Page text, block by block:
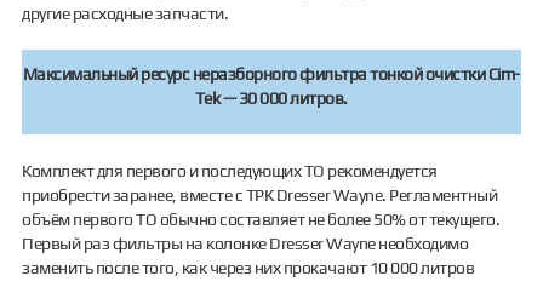
другие расходные запчасти.
Максимальный ресурс неразборного фильтра тонкой очистки Cim-
Tek — 30 000 литров.
Комплект для первого и последующих ТО рекомендуется
приобрести заранее, вместе с ТРК Dresser Wayne. Регламентный
объём первого ТО обычно составляет не более 50% от текущего.
Первый раз фильтры на колонке Dresser Wayne необходимо
заменить после того, как через них прокачают 10 000 литров